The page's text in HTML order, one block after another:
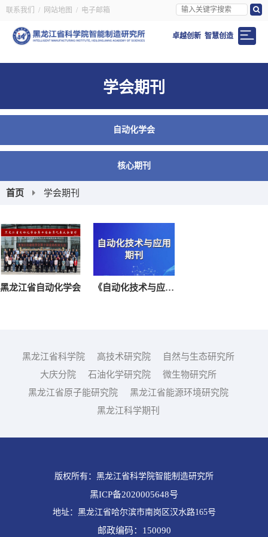
联系我们 / 网站地图 / 电子邮箱
卓越创新 智慧创造
学会期刊
自动化学会
核心期刊
首页 学会期刊
黑龙江省自动化学会 《自动化技术与应用》
黑龙江省科学院 高技术研究院
自然与生态研究所
大庆分院
石油化学研究院
微生物研究所
黑龙江省原子能研究院
黑龙江省能源环境研究院
黑龙江科学期刊
版权所有：黑龙江省科学院智能制造研究所
黑ICP备2020005648号
地址：黑龙江省哈尔滨市南岗区汉水路165号
邮政编码：150090